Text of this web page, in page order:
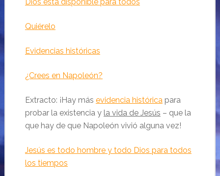
Quiérelo
Evidencias históricas
¿Crees en Napoleón?
Extracto: ¡Hay más evidencia históricapara
probar la existencia y la vida de Jesús – que la
que hay de que Napoleón vivió alguna vez!
Jesús es todo hombre y todo Dios para todos
los tiempos